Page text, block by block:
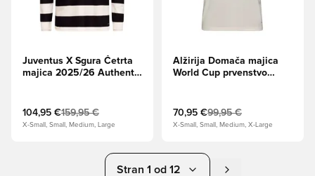
Juventus X Sgura Četrta
majica 2025/26 Authentic
104,95 €159,95 €
X-Small, Small, Medium, Large
Alžirija Domača majica
World Cup prvenstvo
70,95 €99,95 €
X-Small, Small, Medium, X-Large
Stran 1 od 12